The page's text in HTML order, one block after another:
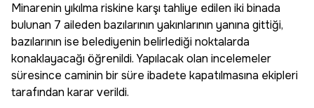
Minarenin yıkılma riskine karşı tahliye edilen iki binada
bulunan 7 aileden bazılarının yakınlarının yanına gittiği,
bazılarının ise belediyenin belirlediği noktalarda
konaklayacağı öğrenildi. Yapılacak olan incelemeler
süresince caminin bir süre ibadete kapatılmasına ekipleri
tarafından karar verildi.